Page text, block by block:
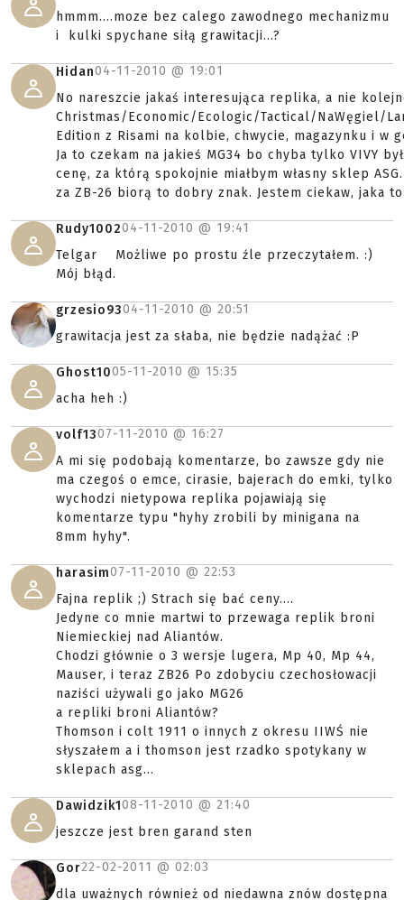
hmmm....moze bez calego zawodnego mechanizmu
i kulki spychane siłą grawitacji...?
Hidan04-11-2010 @ 19:01
No nareszcie jakaś interesująca replika, a nie
Christmas/Economic/Ecologic/Tactical/NaWęgiel/
Edition z Risami na kolbie, chwycie, magazynku i w
Ja to czekam na jakieś MG34 bo chyba tylko VIVY
cenę, za którą spokojnie miałbym własny sklep
za ZB-26 biorą to dobry znak. Jestem ciekaw, jaka
Rudy100204-11-2010 @ 19:41
Telgar Możliwe po prostu źle przeczytałem. :)
Mój błąd.
grzesio9304-11-2010 @ 20:51
grawitacja jest za słaba, nie będzie nadążać :P
Ghost1005-11-2010 @ 15:35
acha heh :)
volf1307-11-2010 @ 16:27
A mi się podobają komentarze, bo zawsze gdy nie
ma czegoś o emce, cirasie, bajerach do emki, tylko
wychodzi nietypowa replika pojawiają się
komentarze typu "hyhy zrobili by minigana na
8mm hyhy".
harasim07-11-2010 @ 22:53
Fajna replik ;) Strach się bać ceny....
Jedyne co mnie martwi to przewaga replik broni
Niemieckiej nad Aliantów.
Chodzi głównie o 3 wersje lugera, Mp 40, Mp 44,
Mauser, i teraz ZB26 Po zdobyciu czechosłowacji
naziści używali go jako MG26
a repliki broni Aliantów?
Thomson i colt 1911 o innych z okresu IIWŚ nie
słyszałem a i thomson jest rzadko spotykany w
sklepach asg...
Dawidzik108-11-2010 @ 21:40
jeszcze jest bren garand sten
Gor22-02-2011 @ 02:03
dla uważnych również od niedawna znów dostępna